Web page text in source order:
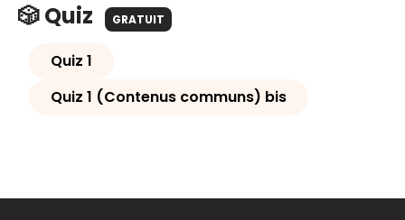
🎲 Quiz GRATUIT
Quiz 1
Quiz 1 (Contenus communs) bis